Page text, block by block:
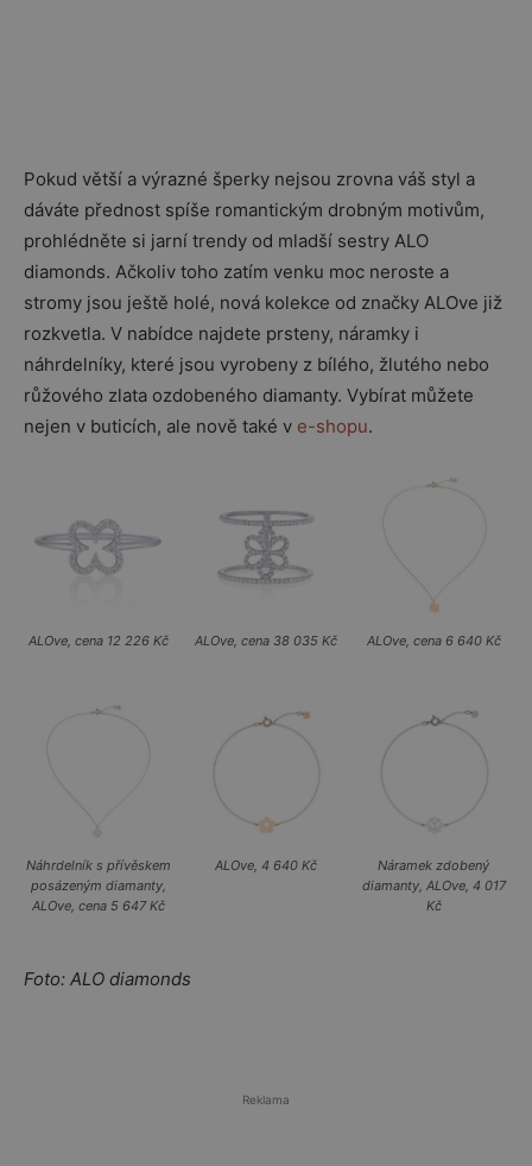
Pokud větší a výrazné šperky nejsou zrovna váš styl a
dáváte přednost spíše romantickým drobným motivům,
prohlédněte si jarní trendy od mladší sestry ALO
diamonds. Ačkoliv toho zatím venku moc neroste a
stromy jsou ještě holé, nová kolekce od značky ALOve již
rozkvetla. V nabídce najdete prsteny, náramky i
náhrdelníky, které jsou vyrobeny z bílého, žlutého nebo
růžového zlata ozdobeného diamanty. Vybírat můžete
nejen v buticích, ale nově také v e-shopu.
ALOve, cena 12 226 Kč ALOve, cena 38 035 Kč ALOve, cena 6 640 Kč
Náhrdelník s přívěskem
posázeným diamanty,
ALOve, cena 5 647 Kč
ALOve, 4 640 Kč
Náramek zdobený
diamanty, ALOve, 4 017
Kč
Foto: ALO diamonds
Reklama